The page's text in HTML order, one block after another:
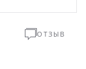
ОТЗЫВ